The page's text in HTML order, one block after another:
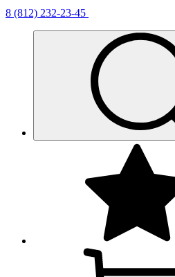
8 (812) 232-23-45